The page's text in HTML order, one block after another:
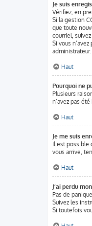
Je suis
Vérifiez, en
Si la gestion
que toute
courriel,
Si vous
administrateur.
Haut
Pourquoi ne
Plusieurs
n’avez pas
Haut
Je me suis
Il est possible
vous arrive,
Haut
J’ai perdu
Pas de
Suivez les
Si toutefois